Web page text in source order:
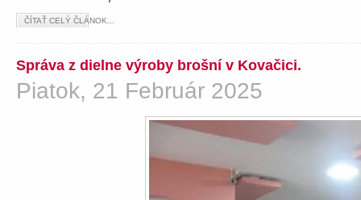
ČÍTAŤ CELÝ ČLÁNOK...
Správa z dielne výroby brošní v Kovačici.
Piatok, 21 Február 2025